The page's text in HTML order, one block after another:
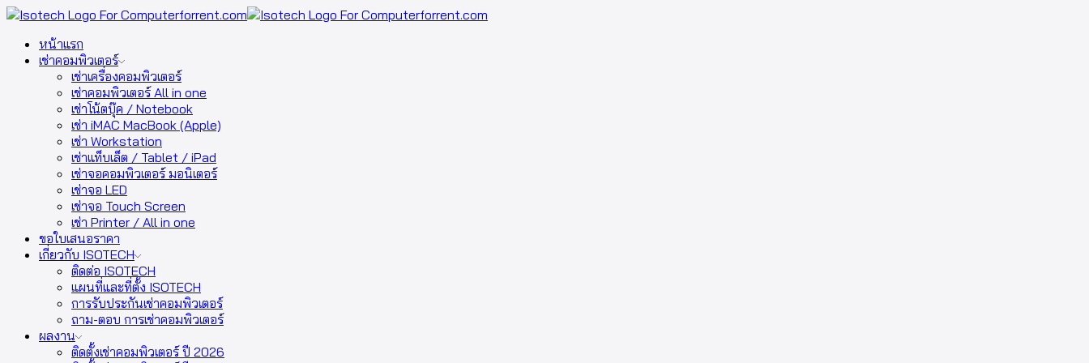
หน้าแรก
เช่าคอมพิวเตอร์
เช่าเครื่องคอมพิวเตอร์
เช่าคอมพิวเตอร์ All in one
เช่าโน้ตบุ๊ค / Notebook
เช่า iMAC MacBook (Apple)
เช่า Workstation
เช่าแท็บเล็ต / Tablet / iPad
เช่าจอคอมพิวเตอร์ มอนิเตอร์
เช่าจอ LED
เช่าจอ Touch Screen
เช่า Printer / All in one
ขอใบเสนอราคา
เกี่ยวกับ ISOTECH
ติดต่อ ISOTECH
แผนที่และที่ตั้ง ISOTECH
การรับประกันเช่าคอมพิวเตอร์
ถาม-ตอบ การเช่าคอมพิวเตอร์
ผลงาน
ติดตั้งเช่าคอมพิวเตอร์ ปี 2026